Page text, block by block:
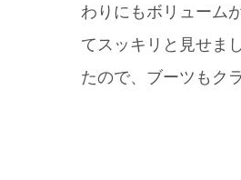
わりにもボリューム
てスッキリと見せま
たので、ブーツもク